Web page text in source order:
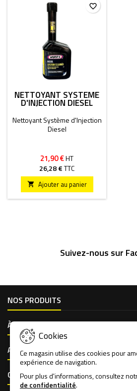
NETTOYANT SYSTÈME
D'INJECTION DIESEL
Nettoyant Système d'Injection
Diesel
21,90 €HT
26,28 €TTC
 Ajouter au panier
favorite_border
Suivez-nous sur
NOS PRODUITS
À PROPOS DE NOUS
ACCÈS CLIENT
CONTACT
Cookies
Ce magasin utilise des cookies pour
expérience de navigation.
Pour plus d'informations, consultez
de confidentialité.